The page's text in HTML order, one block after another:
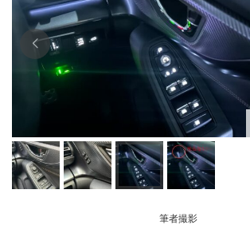
筆者撮影